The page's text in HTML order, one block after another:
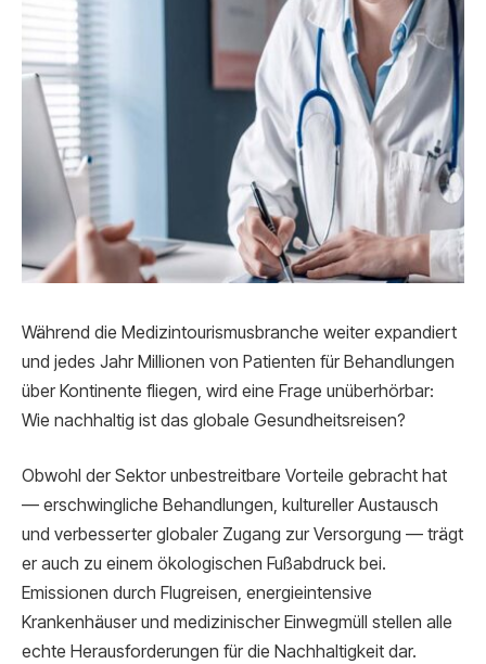
Während die Medizintourismusbranche weiter expandiert
und jedes Jahr Millionen von Patienten für Behandlungen
über Kontinente fliegen, wird eine Frage unüberhörbar:
Wie nachhaltig ist das globale Gesundheitsreisen?
Obwohl der Sektor unbestreitbare Vorteile gebracht hat
— erschwingliche Behandlungen, kultureller Austausch
und verbesserter globaler Zugang zur Versorgung — trägt
er auch zu einem ökologischen Fußabdruck bei.
Emissionen durch Flugreisen, energieintensive
Krankenhäuser und medizinischer Einwegmüll stellen alle
echte Herausforderungen für die Nachhaltigkeit dar.